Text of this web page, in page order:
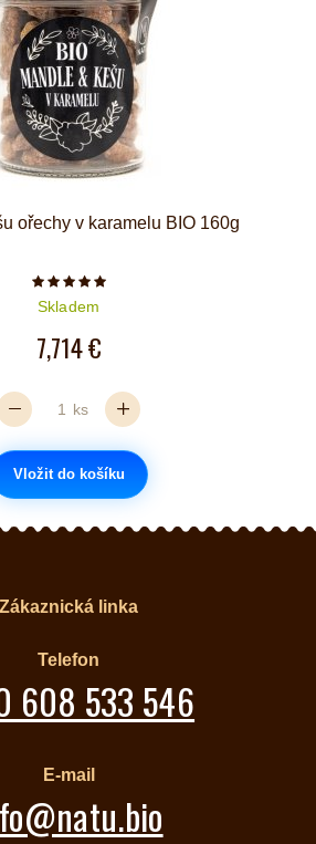
ořechy v karamelu BIO 160g
Počet hvězdiček je 5 z 5
Skladem
7,714 €
ks
Vložit do košíku
Zákaznická linka
Telefon
608 533 546
E-mail